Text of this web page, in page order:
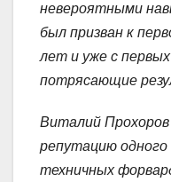
невероятными
был призван к
лет и уже с
потрясающие
Виталий
репутацию одного
техничных